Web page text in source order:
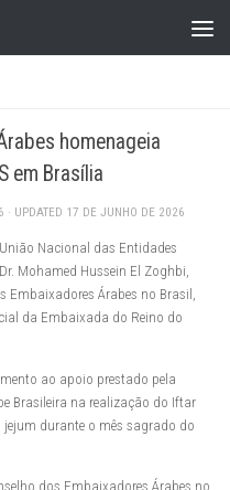
homenageia
em Brasília
· UPDATED 17 DE JUNHO DE 2026
Nacional das Entidades
Mohamed Hussein El Zoghbi,
Embaixadores Árabes no Brasil,
da Embaixada do Reino do
ao apoio prestado pela
Brasileira na realização do Iftar
jejum durante o mês sagrado do
dos Embaixadores Árabes no